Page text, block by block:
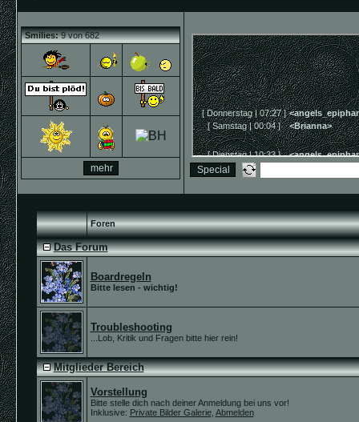
Smilies:9 von 682
Foren
Das Forum
Boardregeln
Bitte lesen - wichtig!
Troubleshooting
...Lob, Kritik und Fragen bitte hier rein!
Mitglieder Bereich
Vorstellung
Bitte stelle dich nach deiner Anmeldung bei uns vor!
Inklusive: Private Bilder Galerie, Abmelden